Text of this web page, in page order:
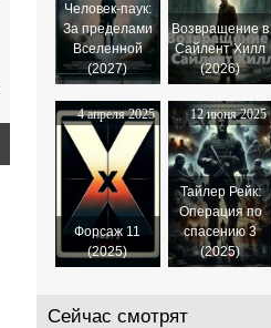
Человек-паук:
За пределами
Вселенной
(2027)
Возвращение в
Сайлент Хилл
(2026)
4 апреля 2025
Форсаж 11
(2025)
12 июня 2025
Тайлер Рейк:
Операция по
спасению 3
(2025)
Сейчас смотрят